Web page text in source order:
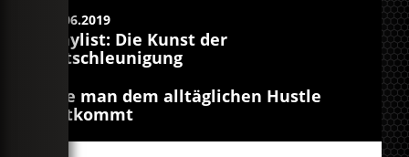
06.06.2019
Playlist: Die Kunst der
Entschleunigung
Wie man dem alltäglichen Hustle
entkommt